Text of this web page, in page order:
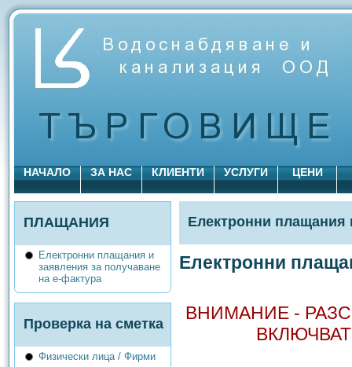
НАЧАЛО ЗА НАС КЛИЕНТИ УСЛУГИ ЦЕНИ
ПЛАЩАНИЯ
Електронни плащания и
заявления за получаване
на е-фактура
Проверка на сметка
Физически лица / Фирми
Електронни плащания
Електронни
ВНИМАНИЕ -